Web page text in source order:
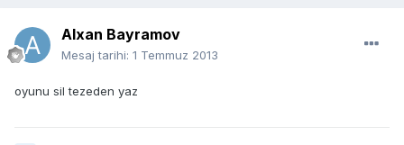
Alxan Bayramov
Mesaj tarihi: 1 Temmuz 2013
oyunu sil tezeden yaz